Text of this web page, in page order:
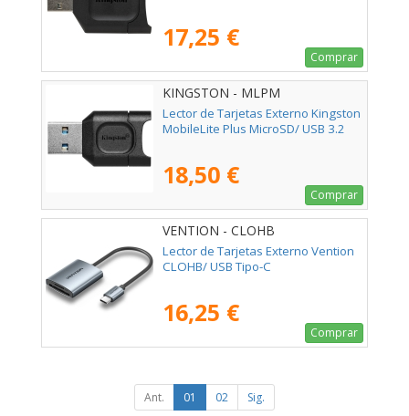
17,25 €
Comprar
KINGSTON - MLPM
Lector de Tarjetas Externo Kingston
MobileLite Plus MicroSD/ USB 3.2
18,50 €
Comprar
VENTION - CLOHB
Lector de Tarjetas Externo Vention
CLOHB/ USB Tipo-C
16,25 €
Comprar
Ant. 01 02 Sig.